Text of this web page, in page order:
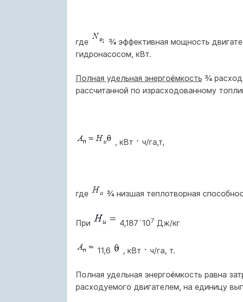
где
¾ эффективная мощность
гидронасосом, кВт.
Полная удельная энергоёмкость ¾ расход
рассчитанной по израсходованному
, кВт ч/га,т,
где ¾ низшая теплотворная
При 4,187´107 Дж/кг
11,6 , кВт ч/га, т.
Полная удельная энергоёмкость равна
расходуемого двигателем, на единицу